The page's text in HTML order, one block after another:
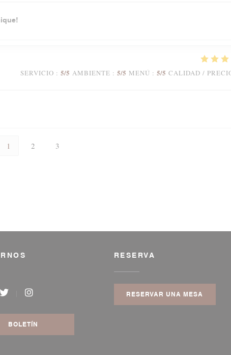
SERVICIO : 5/5 AMBIENTE : 5/5 MENÚ : 5/5 CALIDAD /
1 2 3
BOLETÍN
RESERVA
RESERVAR UNA MESA